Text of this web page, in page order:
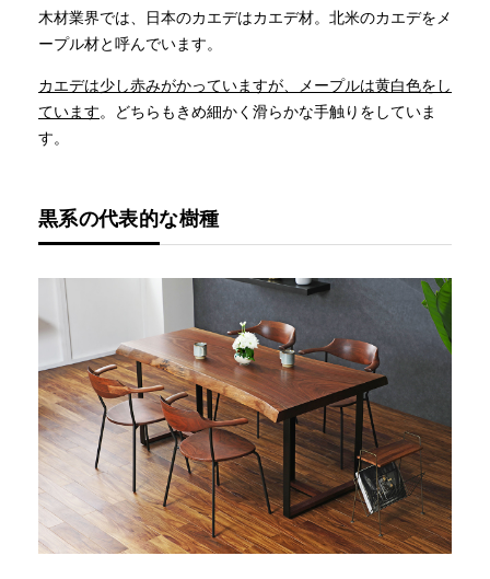
木材業界では、日本のカエデはカエデ材。北米のカエデをメ
ープル材と呼んでいます。
カエデは少し赤みがかっていますが、メープルは黄白色をし
ています。どちらもきめ細かく滑らかな手触りをしていま
す。
黒系の代表的な樹種